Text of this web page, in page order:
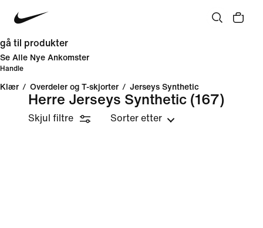
gå til produkter
Se Alle Nye Ankomster
Handle
Klær / Overdeler og T-skjorter / Jerseys Synthetic
Herre Jerseys Synthetic (167)
Skjul filtre Sorter etter